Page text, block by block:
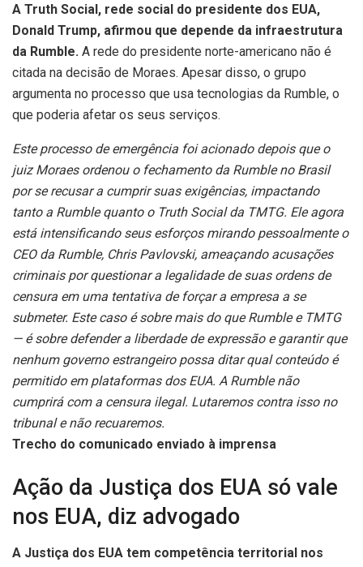
A Truth Social, rede social do presidente dos EUA,
Donald Trump, afirmou que depende da infraestrutura
da Rumble. A rede do presidente norte-americano não é
citada na decisão de Moraes. Apesar disso, o grupo
argumenta no processo que usa tecnologias da Rumble, o
que poderia afetar os seus serviços.
Este processo de emergência foi acionado depois que o
juiz Moraes ordenou o fechamento da Rumble no Brasil
por se recusar a cumprir suas exigências, impactando
tanto a Rumble quanto o Truth Social da TMTG. Ele agora
está intensificando seus esforços mirando pessoalmente o
CEO da Rumble, Chris Pavlovski, ameaçando acusações
criminais por questionar a legalidade de suas ordens de
censura em uma tentativa de forçar a empresa a se
submeter. Este caso é sobre mais do que Rumble e TMTG
— é sobre defender a liberdade de expressão e garantir que
nenhum governo estrangeiro possa ditar qual conteúdo é
permitido em plataformas dos EUA. A Rumble não
cumprirá com a censura ilegal. Lutaremos contra isso no
tribunal e não recuaremos.
Trecho do comunicado enviado à imprensa
Ação da Justiça dos EUA só vale
nos EUA, diz advogado
A Justiça dos EUA tem competência territorial nos